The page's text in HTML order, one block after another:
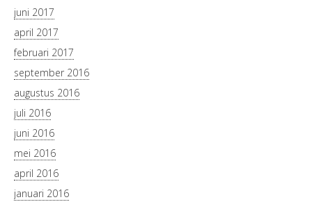
juni 2017
april 2017
februari 2017
september 2016
augustus 2016
juli 2016
juni 2016
mei 2016
april 2016
januari 2016